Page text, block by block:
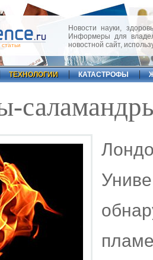
Новости науки,
Информеры для
новостной сайт,
ТЕХНОЛОГИИ КАТАСТРОФЫ